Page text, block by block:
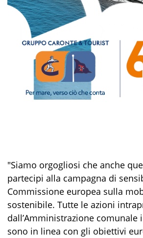
"Siamo orgogliosi che anche
partecipi alla campagna di
Commissione europea sulla
sostenibile. Tutte le azioni
dall’Amministrazione comunale
sono in linea con gli obiettivi